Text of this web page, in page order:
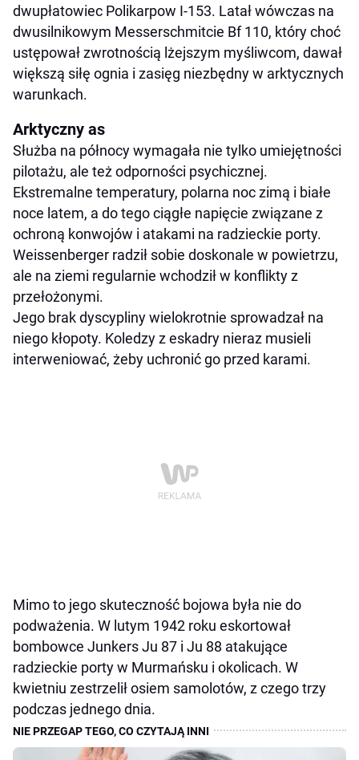
dwupłatowiec Polikarpow I-153. Latał wówczas na
dwusilnikowym Messerschmitcie Bf 110, który choć
ustępował zwrotnością lżejszym myśliwcom, dawał
większą siłę ognia i zasięg niezbędny w arktycznych
warunkach.
Arktyczny as
Służba na północy wymagała nie tylko umiejętności
pilotażu, ale też odporności psychicznej.
Ekstremalne temperatury, polarna noc zimą i białe
noce latem, a do tego ciągłe napięcie związane z
ochroną konwojów i atakami na radzieckie porty.
Weissenberger radził sobie doskonale w powietrzu,
ale na ziemi regularnie wchodził w konflikty z
przełożonymi.
Jego brak dyscypliny wielokrotnie sprowadzał na
niego kłopoty. Koledzy z eskadry nieraz musieli
interweniować, żeby uchronić go przed karami.
Mimo to jego skuteczność bojowa była nie do
podważenia. W lutym 1942 roku eskortował
bombowce Junkers Ju 87 i Ju 88 atakujące
radzieckie porty w Murmańsku i okolicach. W
kwietniu zestrzelił osiem samolotów, z czego trzy
podczas jednego dnia.